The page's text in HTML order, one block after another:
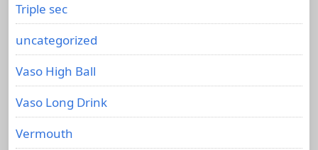
Triple sec
uncategorized
Vaso High Ball
Vaso Long Drink
Vermouth